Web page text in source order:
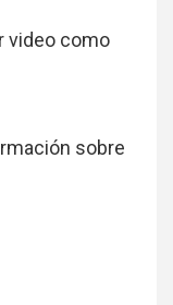
video como
sobre